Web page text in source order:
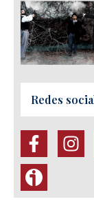
Redes